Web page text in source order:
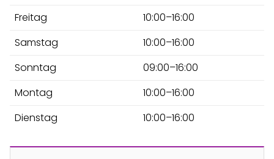
Freitag
10:00–16:00
Samstag
10:00–16:00
Sonntag
09:00–16:00
Montag
10:00–16:00
Dienstag
10:00–16:00